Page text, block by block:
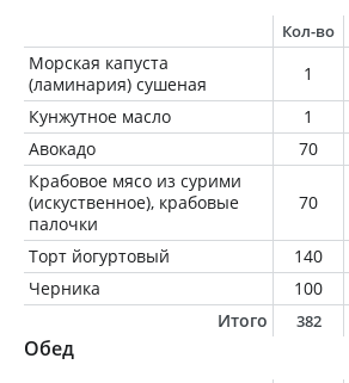
Кол-во
Морская капуста
(ламинария) сушеная
1
Кунжутное масло
1
Авокадо
70
Крабовое мясо из сурими
(искуственное), крабовые
палочки
70
Торт йогуртовый 140
Черника
100
Итого
382
Обед